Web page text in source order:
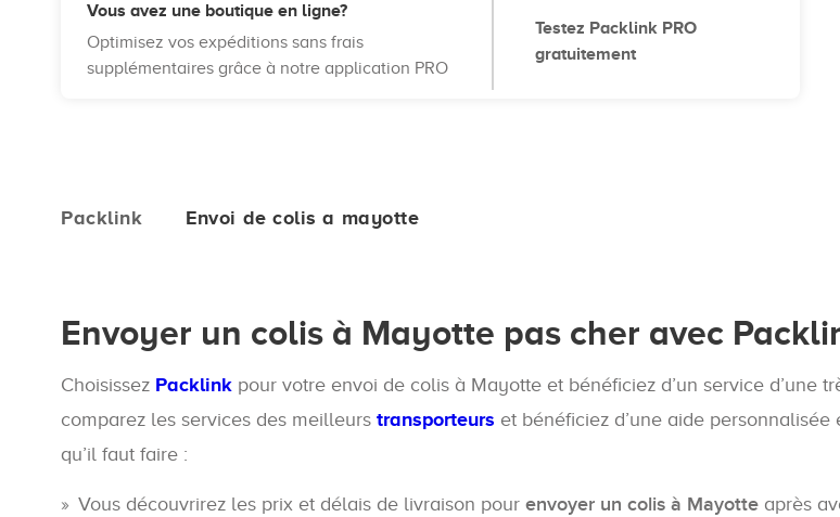
Vous avez une boutique en ligne?
Optimisez vos expéditions sans frais
supplémentaires grâce à notre application PRO
Testez Packlink PRO
gratuitement
Packlink Envoi de colis a mayotte
Envoyer un colis à Mayotte pas cher avec
Choisissez Packlink pour votre envoi de colis à Mayotte et bénéficiez d’un service d’une
comparez les services des meilleurs transporteurs et bénéficiez d’une aide personnalisée
qu’il faut faire :
Vous découvrirez les prix et délais de livraison pour envoyer un colis à Mayotte après